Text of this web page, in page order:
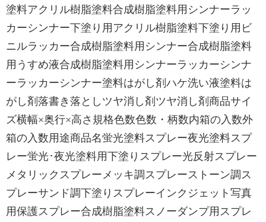
塗料アクリル樹脂塗料合成樹脂塗料用シンナーラッ
カーシンナー下塗り用アクリル樹脂塗料下塗り用ビ
ニルラッカー合成樹脂塗料用シンナー合成樹脂塗料
用うすめ液合成樹脂塗料用シンナーラッカーシンナ
ーラッカーシンナー塗料はがし剤ハケ洗い液塗料は
がし剤落書き落としツヤ消し剤ツヤ消し剤商品サイ
ズ横幅×奥行×高さ規格色数色数・柄数内箱の入数外
箱の入数用途商品名蛍光塗料スプレー夜光塗料スプ
レー蛍光･夜光塗料用下塗りスプレー光反射スプレー
メタリックスプレーメッキ調スプレーストーン調ス
プレーサンド調下塗りスプレーインクジェット写真
用保護スプレー合成樹脂塗料スノーダンプ用スプレ